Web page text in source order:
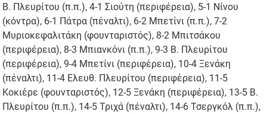
Β. Πλευρίτου (π.π.), 4-1 Σιούτη (περιφέρεια), 5-1 Νίνου
(κόντρα), 6-1 Πάτρα (πέναλτι), 6-2 Μπετίνι (π.π.), 7-2
Μυριοκεφαλιτάκη (φουνταριστός), 8-2 Μπιτσάκου
(περιφέρεια), 8-3 Μπιανκόνι (π.π.), 9-3 Β. Πλευρίτου
(περιφέρεια), 9-4 Μπετίνι (περιφέρεια), 10-4 Ξενάκη
(πέναλτι), 11-4 Ελευθ. Πλευρίτου (περιφέρεια), 11-5
Κοκιέρε (φουνταριστός), 12-5 Ξενάκη (περιφέρεια), 13-5 Β.
Πλευρίτου (π.π.), 14-5 Τριχά (πέναλτι), 14-6 Τσεργκόλ (π.π.),